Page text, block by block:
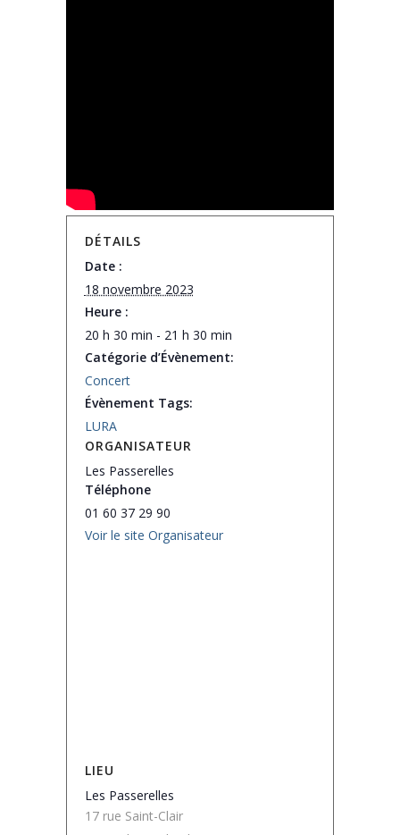
DÉTAILS
Date :
18 novembre 2023
Heure :
20 h 30 min - 21 h 30 min
Catégorie d’Évènement:
Concert
Évènement Tags:
LURA
ORGANISATEUR
Les Passerelles
Téléphone
01 60 37 29 90
Voir le site Organisateur
LIEU
Les Passerelles
17 rue Saint-Clair